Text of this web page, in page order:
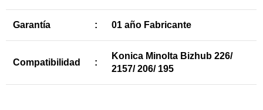
Garantía : 01 año Fabricante
Compatibilidad :
Konica Minolta Bizhub 226/
2157/ 206/ 195